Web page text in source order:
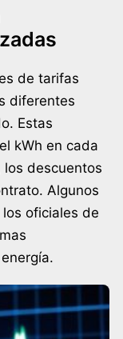
de tarifas
diferentes
Estas
kWh en cada
descuentos
Algunos
oficiales de